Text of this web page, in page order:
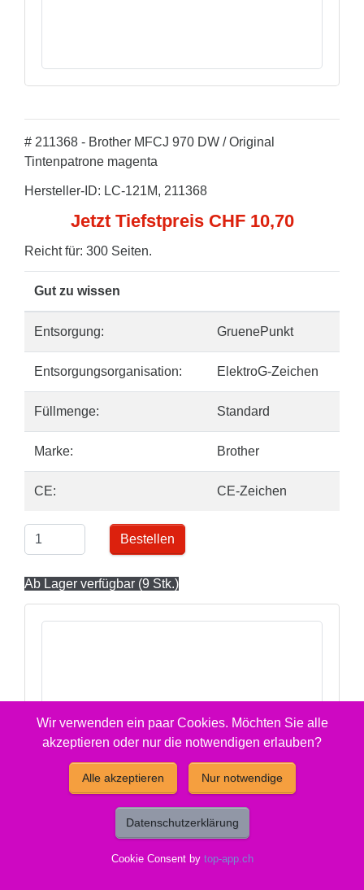
# 211368 - Brother MFCJ 970 DW / Original
Tintenpatrone magenta
Hersteller-ID: LC-121M, 211368
Jetzt Tiefstpreis CHF 10,70
Reicht für: 300 Seiten.
Gut zu wissen
Entsorgung: GruenePunkt
Entsorgungsorganisation: ElektroG-Zeichen
Füllmenge: Standard
Marke: Brother
CE: CE-Zeichen
Bestellen
Ab Lager verfügbar (9 Stk.)
Wir verwenden ein paar Cookies. Möchten Sie alle
akzeptieren oder nur die notwendigen erlauben?
Alle akzeptieren Nur notwendige
Datenschutzerklärung
Cookie Consent by top-app.ch